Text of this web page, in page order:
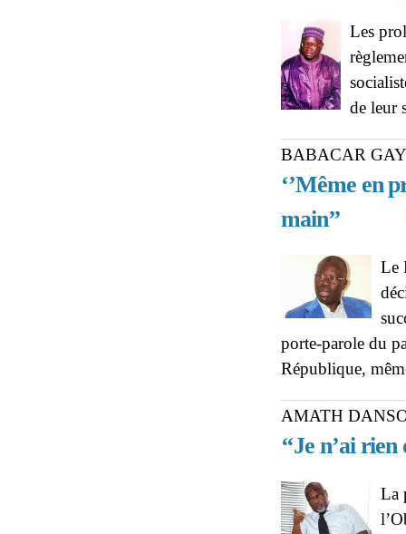
Les
de leur
BABACAR
‘’Même en
main’’
Le
porte-parole du
République,
AMATH
‘‘Je n’ai
La